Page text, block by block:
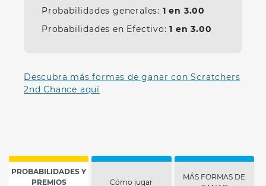
Probabilidades generales: 1 en 3.00
Probabilidades en Efectivo:1 en 3.00
Descubra más formas de ganar con Scratchers
2nd Chance aquí
PROBABILIDADES Y
PREMIOS
Cómo jugar
MÁS FORMAS DE